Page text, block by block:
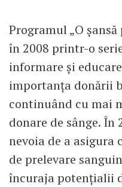
Programul „O
în 2008 printr-o
informare și
importanța donării
continuând cu mai
donare de sânge. În
nevoia de a asigura
de prelevare
încuraja potențialii